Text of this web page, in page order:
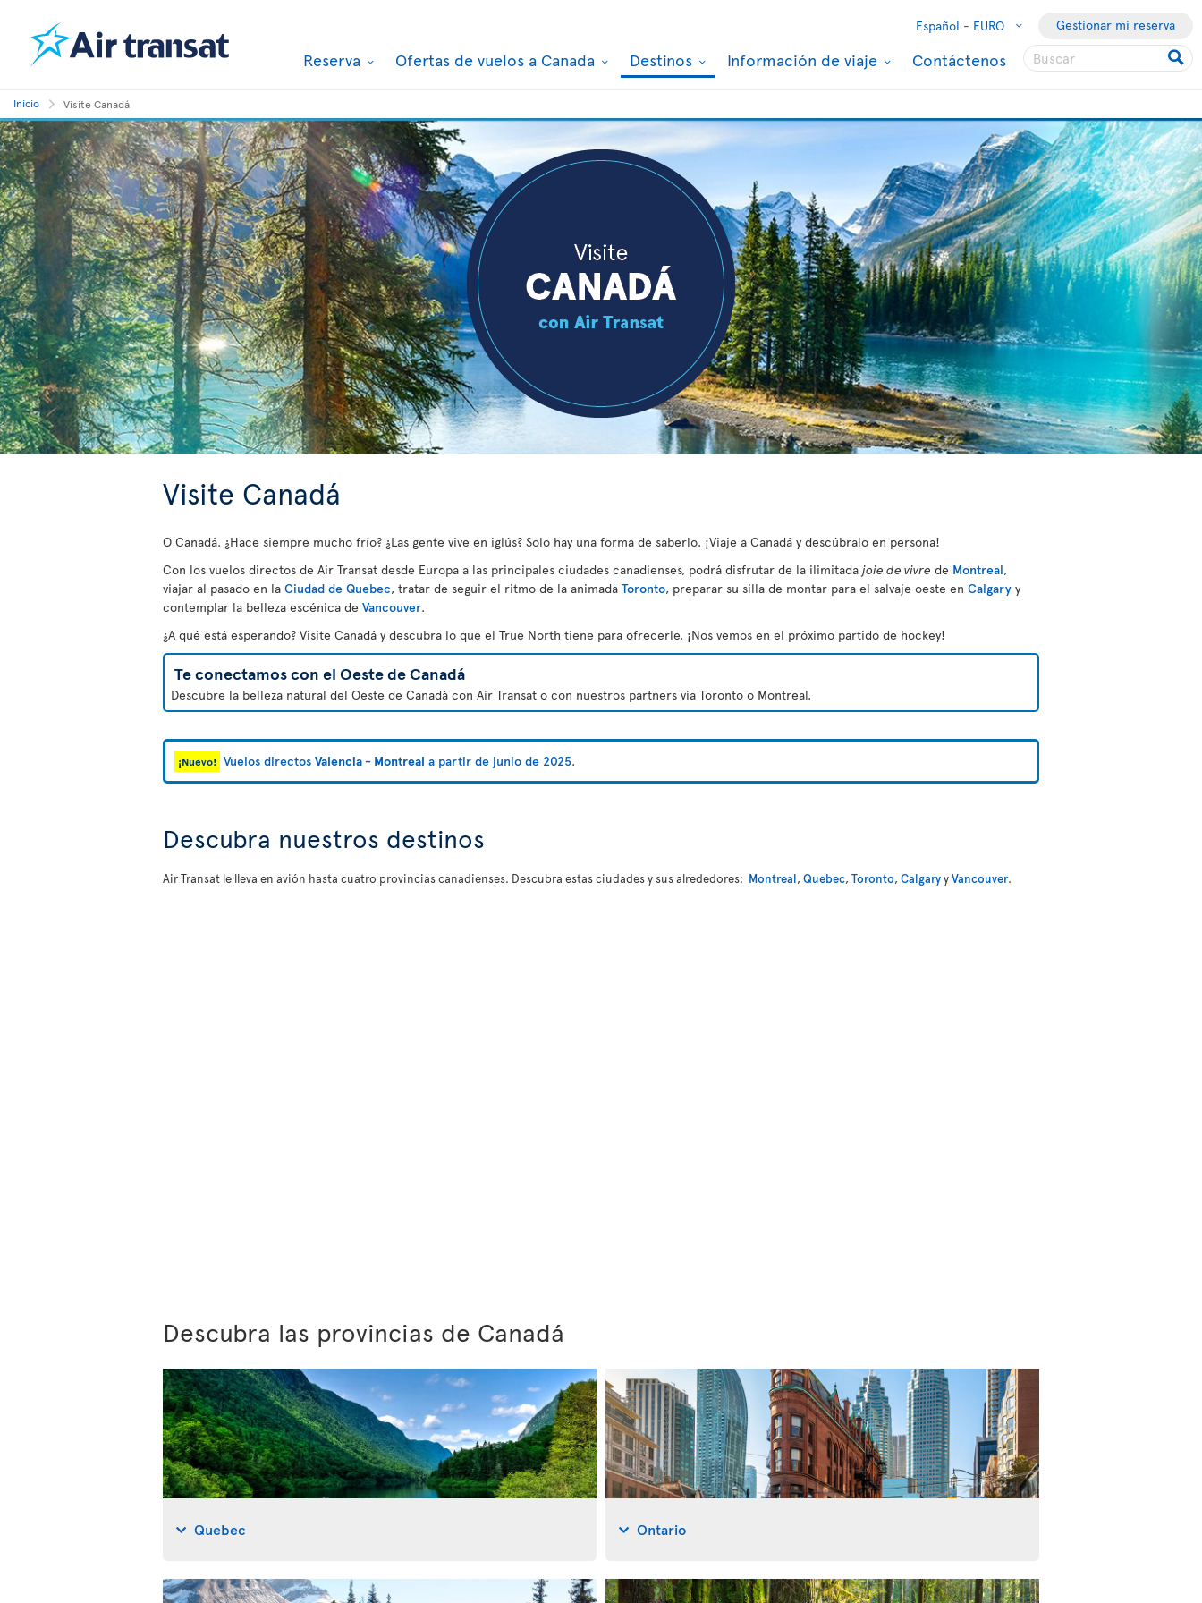
Español - EURO Gestionar mi reserva
Reserva Ofertas de vuelos a Canada Destinos Información de viaje Contáctenos
Inicio Visite Canadá
Visite Canadá
O Canadá. ¿Hace siempre mucho frío? ¿Las gente vive en iglús? Solo hay una forma de saberlo. ¡Viaje a Canadá y descúbralo en persona!
Con los vuelos directos de Air Transat desde Europa a las principales ciudades canadienses, podrá disfrutar de la ilimitada joie de vivre de Montreal,
viajar al pasado en la Ciudad de Quebec, tratar de seguir el ritmo de la animada Toronto, preparar su silla de montar para el salvaje oeste en Calgary y
contemplar la belleza escénica de Vancouver.
¿A qué está esperando? Visite Canadá y descubra lo que el True North tiene para ofrecerle. ¡Nos vemos en el próximo partido de hockey!
Te conectamos con el Oeste de Canadá
Descubre la belleza natural del Oeste de Canadá con Air Transat o con nuestros partners vía Toronto o Montreal.
¡Nuevo! Vuelos directos Valencia - Montreal a partir de junio de 2025.
Descubra nuestros destinos
Air Transat le lleva en avión hasta cuatro provincias canadienses. Descubra estas ciudades y sus alrededores: Montreal, Quebec, Toronto, CalgaryyVancouver.
Descubra las provincias de Canadá
Quebec Ontario